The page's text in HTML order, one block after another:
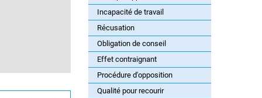
Incapacité de travail
Récusation
Obligation de conseil
Effet contraignant
Procédure d'opposition
Qualité pour recourir